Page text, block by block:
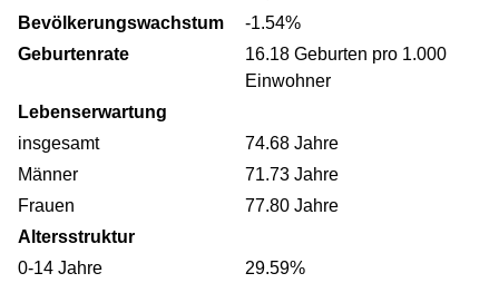
Bevölkerungswachstum
-1.54%
Geburtenrate
16.18 Geburten pro 1.000
Einwohner
Lebenserwartung
insgesamt
74.68 Jahre
Männer
71.73 Jahre
Frauen
77.80 Jahre
Altersstruktur
0-14 Jahre
29.59%